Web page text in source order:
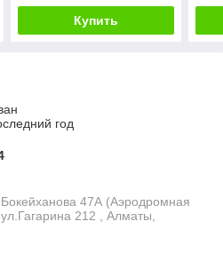
Купить
год
47А (Аэродромная
212 , Алматы,